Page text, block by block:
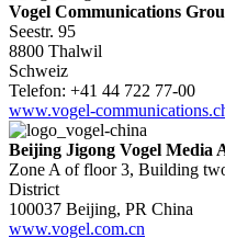
Vogel Communications
Seestr. 95
8800 Thalwil
Schweiz
Telefon: +41 44 722 77-00
www.vogel-
Beijing Jigong Vogel Media
Zone A of floor 3, Building
District
100037 Beijing, PR China
www.vogel.com.cn